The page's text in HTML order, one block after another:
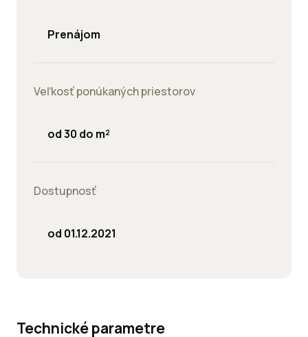
Prenájom
Veľkosť ponúkaných priestorov
od 30 do m²
Dostupnosť
od 01.12.2021
Technické parametre